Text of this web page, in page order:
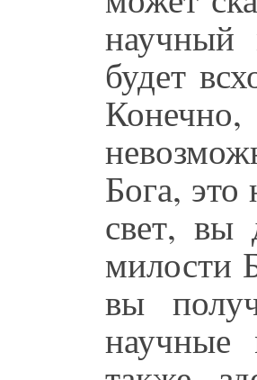
научный
будет
Бога,
свет, вы
милости
вы